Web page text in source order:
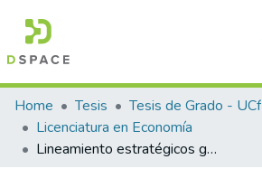
Communities & Collections
All of DSpace
Home Tesis
Tesis de Grado - UCf
Licenciatura en Economía
Lineamiento estratégicos generales del Banco Popular de Ahorro de Cienfuegos para el período 2007-2010.